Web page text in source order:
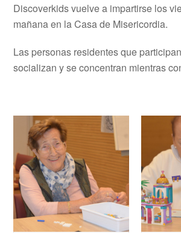
Discoverkids vuelve a impartirse los
mañana en la Casa de Misericordia.
Las personas residentes que
socializan y se concentran mientras